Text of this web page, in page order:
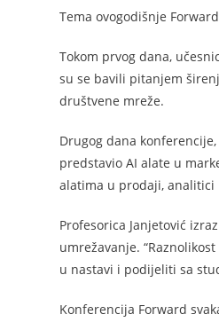
Tema ovogodišnje
Tokom prvog dana,
su se bavili pitanjem
društvene mreže.
Drugog dana konferencije,
predstavio AI alate u
alatima u prodaji, analitici
Profesorica Janjetović
umrežavanje.
u nastavi i podijeliti sa
Konferencija Forward